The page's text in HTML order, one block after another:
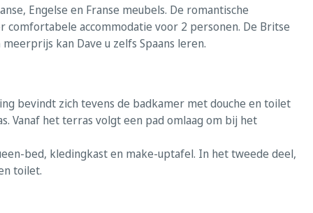
Engelse en Franse meubels. De romantische
comfortabele accommodatie voor 2 personen. De Britse
kan Dave u zelfs Spaans leren.
bevindt zich tevens de badkamer met douche en toilet
Vanaf het terras volgt een pad omlaag om bij het
bed, kledingkast en make-uptafel. In het tweede deel,
toilet.